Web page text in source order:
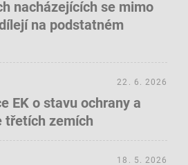
nacházejících se mimo
na podstatném
EK o stavu ochrany a
třetích zemích
22. 6. 2026
18. 5. 2026